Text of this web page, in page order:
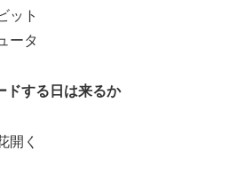
ット
ータ
ドする日は来るか
開く